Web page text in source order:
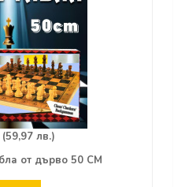
лв.)
от дърво 50 СМ